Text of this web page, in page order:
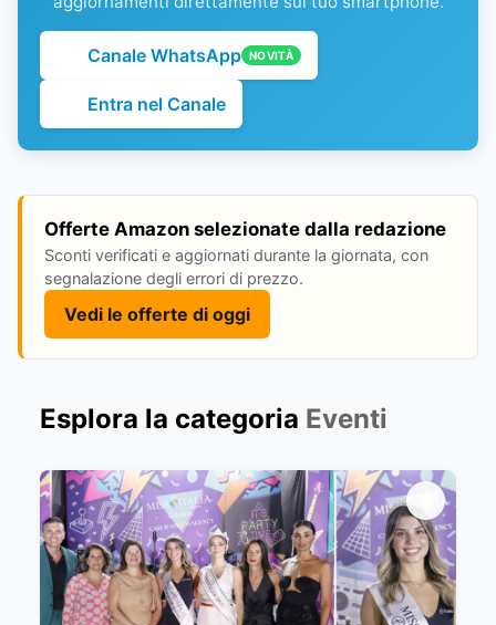
Canale WhatsApp NOVITÀ
Entra nel Canale
Offerte Amazon selezionate dalla redazione
Sconti verificati e aggiornati durante la giornata, con
segnalazione degli errori di prezzo.
Vedi le offerte di oggi
Esplora la categoria Eventi